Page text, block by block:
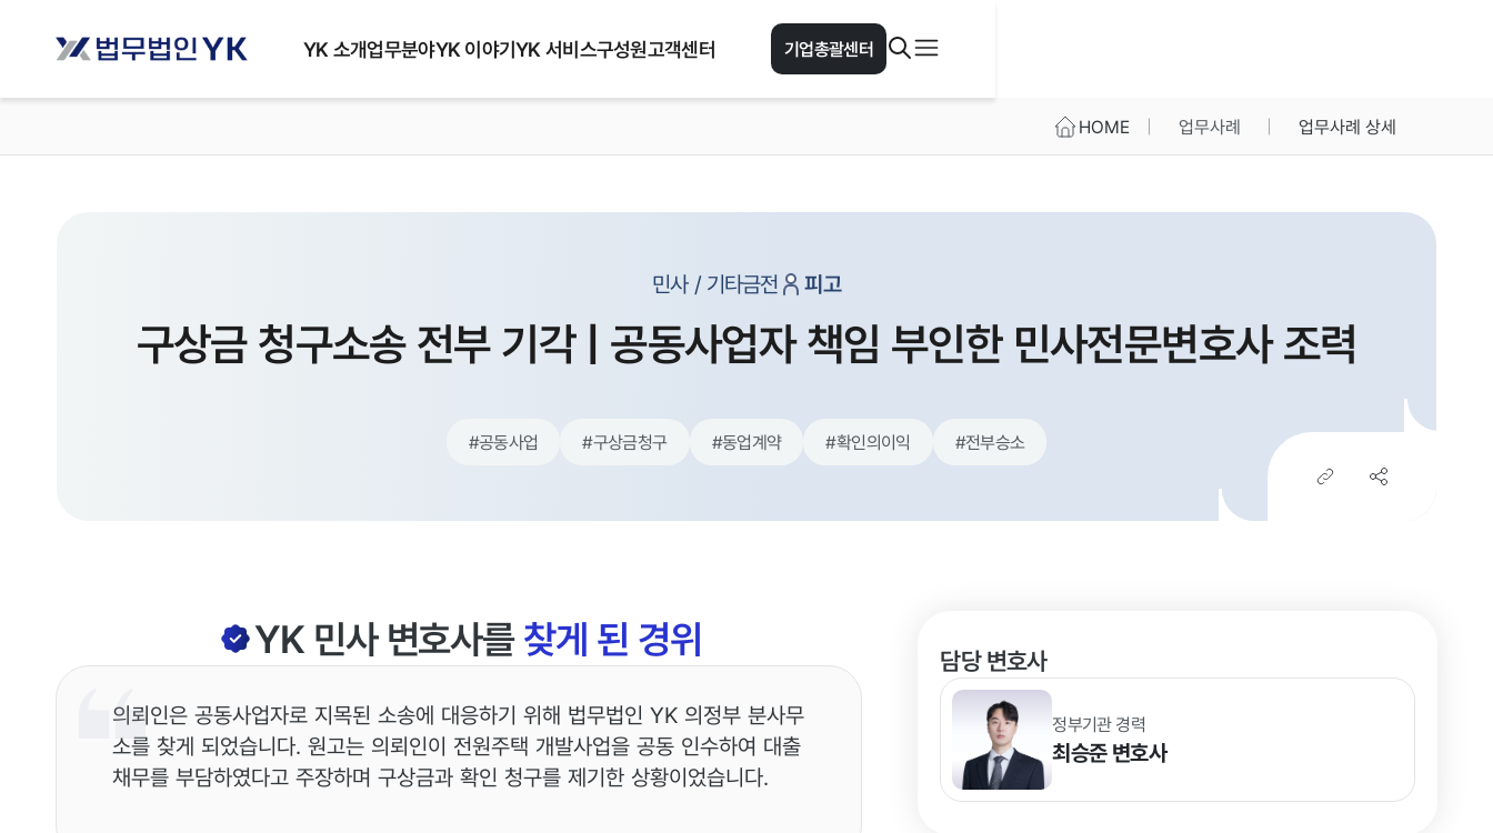
YK 소개업무분야YK 이야기YK 서비스구성원고객센터 기업총괄센터
HOME 업무사례 업무사례 상세
민사 / 기타금전 피고
구상금 청구소송 전부 기각 | 공동사업자 책임 부인한 민사전문변호사 조력
#공동사업 #구상금청구 #동업계약 #확인의이익 #전부승소
YK 민사변호사를찾게 된 경위
의뢰인은 공동사업자로 지목된 소송에 대응하기 위해 법무법인 YK 의정부 분사무
소를 찾게 되었습니다. 원고는 의뢰인이 전원주택 개발사업을 공동 인수하여 대출
채무를 부담하였다고 주장하며 구상금과 확인 청구를 제기한 상황이었습니다.
담당 변호사
정부기관 경력
최승준 변호사